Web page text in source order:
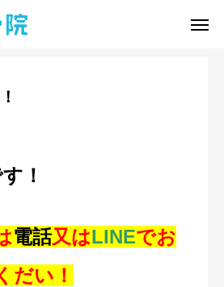
定です！
！
電話又はLINEでお
だい！